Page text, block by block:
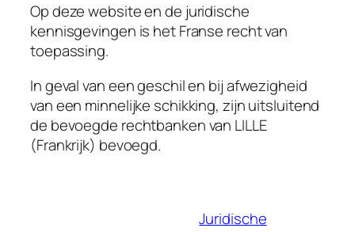
Op deze website en de juridische
kennisgevingen is het Franse recht van
toepassing.
In geval van een geschil en bij afwezigheid
van een minnelijke schikking, zijn uitsluitend
de bevoegde rechtbanken van LILLE
(Frankrijk) bevoegd.
Juridische